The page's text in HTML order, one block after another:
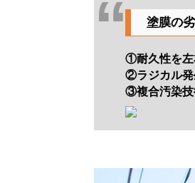
塗膜の
①耐久性を左
②ラジカル発
③複合汚染技